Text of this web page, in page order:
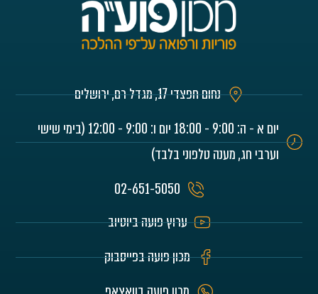
נחום חפצדי 17, מגדל רם, ירושלים
יום א - ה: 9:00 - 18:00 יום ו: 9:00 - 12:00 (בימי שישי
וערבי חג, מענה טלפוני בלבד)
02-651-5050
ערוץ פועה ביוטיוב
מכון פועה בפייסבוק